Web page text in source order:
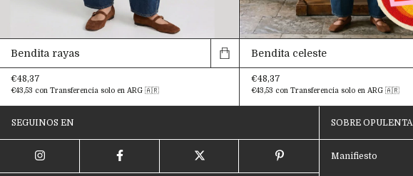
Bendita rayas
€48,37
€43,53 con Transferencia solo en ARG 🇦🇷
Bendita celeste
€48,37
€43,53 con Transferencia solo en ARG 🇦🇷
SEGUINOS EN SOBRE OPULENTA
Manifiesto